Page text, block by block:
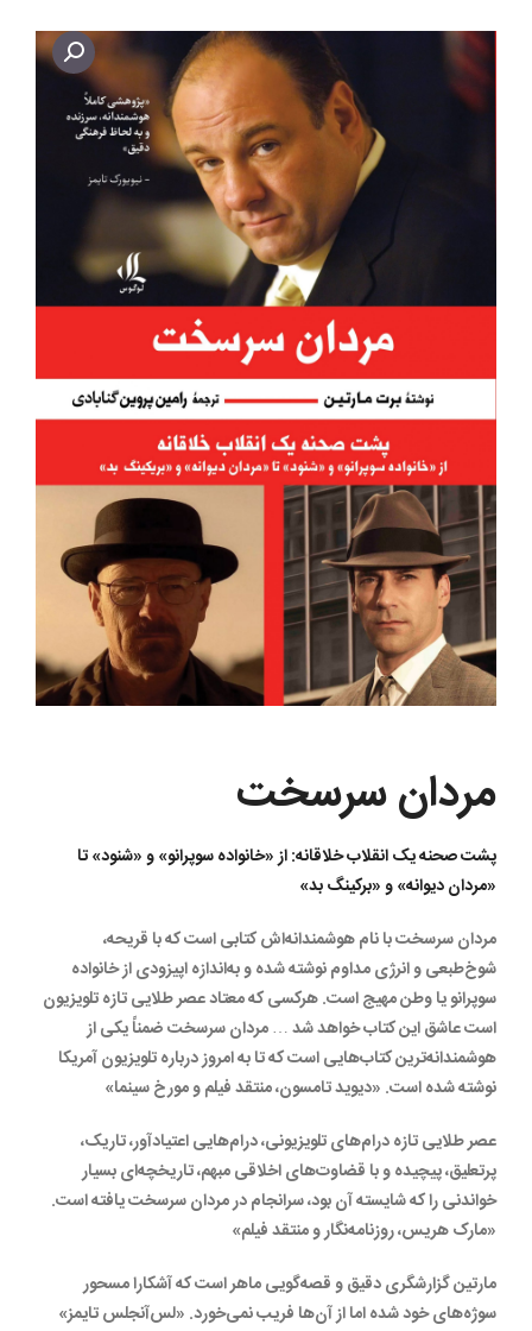
مردان سرسخت
پشت صحنه یک انقلاب خلاقانه: از «خانواده سوپرانو» و «شنود» تا
«مردان دیوانه» و «برکینگ بد»
مردان سرسخت با نام هوشمندانه‌اش کتابی است که با قریحه،
شوخ‌طبعی و انرژی مداوم نوشته شده و به‌اندازه اپیزودی از خانواده
سوپرانو یا وطن مهیج است. هرکسی که معتاد عصر طلایی تازه تلویزیون
است عاشق این کتاب خواهد شد … مردان سرسخت ضمناً یکی از
هوشمندانه‌ترین کتاب‌هایی است که تا به امروز درباره تلویزیون آمریکا
نوشته شده است. «دیوید تامسون، منتقد فیلم و مورخ سینما»
عصر طلایی تازه درام‌های تلویزیونی، درام‌هایی اعتیادآور، تاریک،
پرتعلیق، پیچیده و با قضاوت‌های اخلاقی مبهم، تاریخچه‌ای بسیار
خواندنی را که شایسته آن بود، سرانجام در مردان سرسخت یافته است.
«مارک هریس، روزنامه‌نگار و منتقد فیلم»
مارتین گزارشگری دقیق و قصه‌گویی ماهر است که آشکارا مسحور
سوژه‌های خود شده اما از آن‌ها فریب نمی‌خورد. «لس‌آنجلس تایمز»